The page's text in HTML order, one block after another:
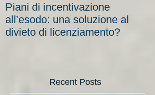
Piani di incentivazione
all’esodo: una soluzione al
divieto di licenziamento?
Recent Posts